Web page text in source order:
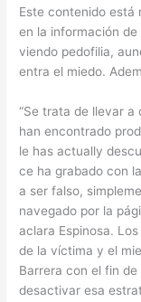
Este contenido está
en la información de
viendo pedofilia,
entra el miedo.
“Se trata de llevar a
han encontrado
le has actually
ce ha grabado con
a ser falso,
navegado por la
aclara Espinosa.
de la víctima y el
Barrera con el fin
desactivar esa